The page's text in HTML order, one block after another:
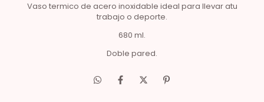
Vaso termico de acero inoxidable ideal para llevar atu
trabajo o deporte.
680 ml.
Doble pared.